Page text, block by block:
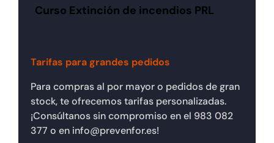
Curso Extinción de incendios PRL
Tarifas para grandes pedidos
Para compras al por mayor o pedidos de gran
stock, te ofrecemos tarifas personalizadas.
¡Consúltanos sin compromiso en el 983 082
377 o en info@prevenfor.es!